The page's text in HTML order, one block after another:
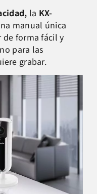
la KX-
manual única
forma fácil y
para las
grabar.